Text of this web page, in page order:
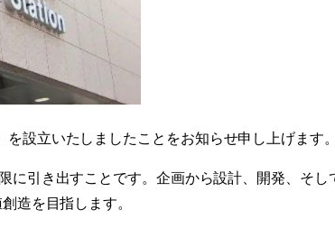
設立いたしましたことをお知らせ申し上げます。
に引き出すことです。企画から設計、開発、そ
造を目指します。